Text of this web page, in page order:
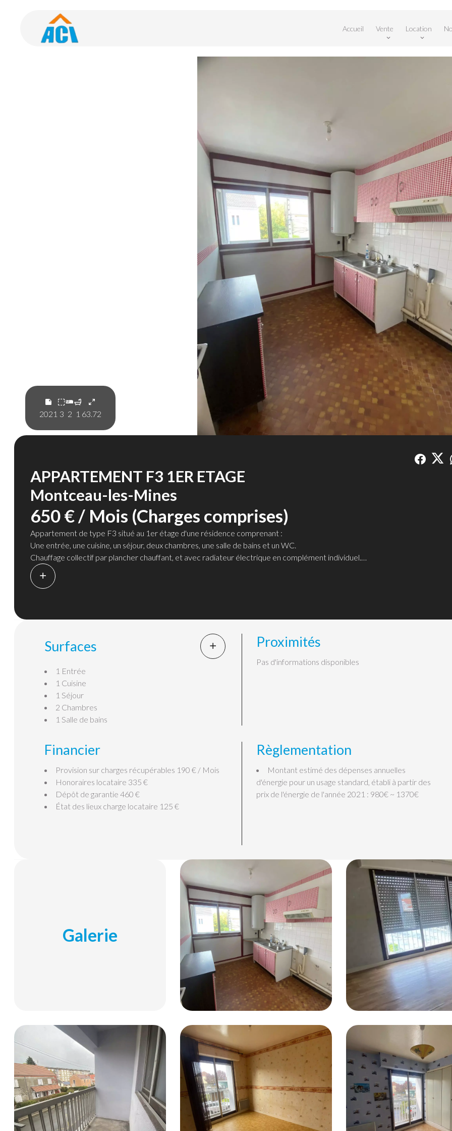
Accueil Vente Location
2021 3 2 1 63.72
APPARTEMENT F3 1ER ETAGE
Montceau-les-Mines
650 € / Mois (Charges comprises)
Appartement de type F3 situé au 1er étage d'une résidence comprenant :
Une entrée, une cuisine, un séjour, deux chambres, une salle de bains et un WC.
Chauffage collectif par plancher chauffant, et avec radiateur électrique en complément individuel.
La provision mensuelle de 190€ comprend l'eau froide, le chauffage par plancher chauffant, l'entretien de la résidence.
Surfaces
1 Entrée
1 Cuisine
1 Séjour
2 Chambres
1 Salle de bains
Proximités
Pas d'informations disponibles
Financier
Provision sur charges récupérables 190 € / Mois
Honoraires locataire 335 €
Dépôt de garantie 460 €
État des lieux charge locataire 125 €
Règlementation
Montant estimé des dépenses annuelles
d'énergie pour un usage standard, établi à partir des
prix de l'énergie de l'année 2021 : 980€ ~ 1370€
Galerie